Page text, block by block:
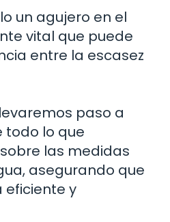
un agujero en el
vital que puede
entre la escasez
paso a
todo lo que
las medidas
asegurando que
eficiente y